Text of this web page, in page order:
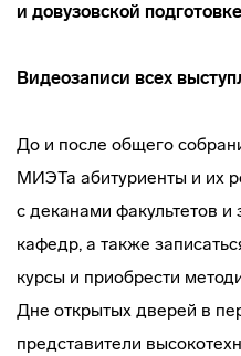
и довузовской
Видеозаписи всех
До и после общего
МИЭТа абитуриенты и их
с деканами факультетов
кафедр, а также
курсы и приобрести
Дне открытых дверей в
представители